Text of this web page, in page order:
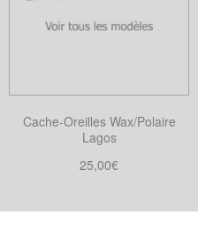
Cache-Oreilles Wax/Polaire
Lagos
25,00€
produit